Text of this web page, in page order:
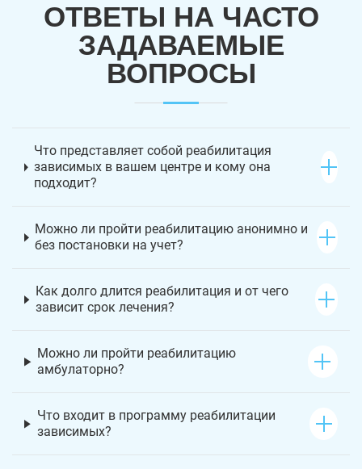
ОТВЕТЫ НА ЧАСТО
ЗАДАВАЕМЫЕ
ВОПРОСЫ
Что представляет собой реабилитация
зависимых в вашем центре и кому она
подходит?
Можно ли пройти реабилитацию анонимно и
без постановки на учет?
Как долго длится реабилитация и от чего
зависит срок лечения?
Можно ли пройти реабилитацию
амбулаторно?
Что входит в программу реабилитации
зависимых?